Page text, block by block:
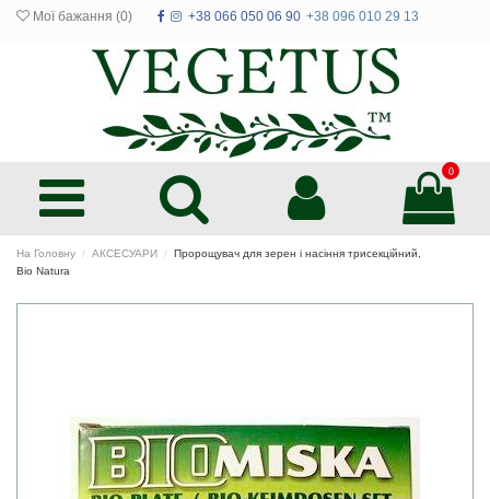
Мої бажання (0) +38 066 050 06 90 +38 096 010 29 13
0
На Головну АКСЕСУАРИ
Пророщувач для зерен і насіння трисекційний,
Bio Natura